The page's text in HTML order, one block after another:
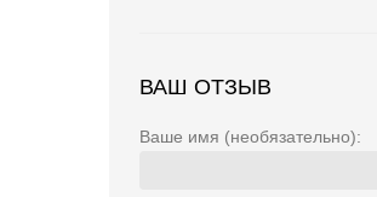
ВАШ ОТЗЫВ
Ваше имя (необязательно):